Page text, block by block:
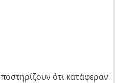
ότι κατάφεραν